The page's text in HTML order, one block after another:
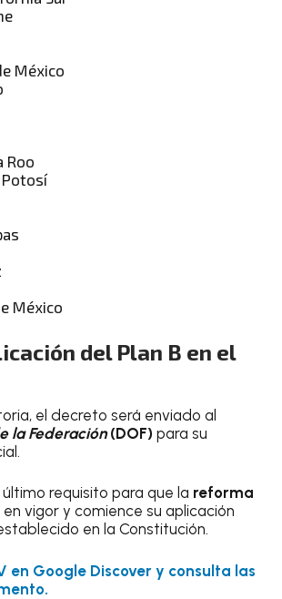
México
Roo
Potosí
México
del Plan B en el
el decreto será enviado al
la Federación(DOF) para su
requisito para que la reforma
vigor y comience su aplicación
en la Constitución.
en Google Discover y consulta las